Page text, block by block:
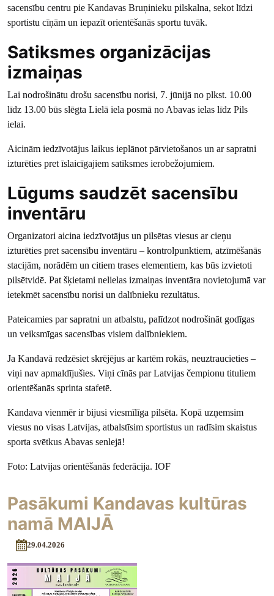
sacensību centru pie Kandavas Bruņinieku pilskalna, sekot līdzi
sportistu cīņām un iepazīt orientēšanās sportu tuvāk.
Satiksmes organizācijas
izmaiņas
Lai nodrošinātu drošu sacensību norisi, 7. jūnijā no plkst. 10.00
līdz 13.00 būs slēgta Lielā iela posmā no Abavas ielas līdz Pils
ielai.
Aicinām iedzīvotājus laikus ieplānot pārvietošanos un ar sapratni
izturēties pret īslaicīgajiem satiksmes ierobežojumiem.
Lūgums saudzēt sacensību
inventāru
Organizatori aicina iedzīvotājus un pilsētas viesus ar cieņu
izturēties pret sacensību inventāru – kontrolpunktiem, atzīmēšanās
stacijām, norādēm un citiem trases elementiem, kas būs izvietoti
pilsētvidē. Pat šķietami nelielas izmaiņas inventāra novietojumā var
ietekmēt sacensību norisi un dalībnieku rezultātus.
Pateicamies par sapratni un atbalstu, palīdzot nodrošināt godīgas
un veiksmīgas sacensības visiem dalībniekiem.
Ja Kandavā redzēsiet skrējējus ar kartēm rokās, neuztraucieties –
viņi nav apmaldījušies. Viņi cīnās par Latvijas čempionu tituliem
orientēšanās sprinta stafetē.
Kandava vienmēr ir bijusi viesmīlīga pilsēta. Kopā uzņemsim
viesus no visas Latvijas, atbalstīsim sportistus un radīsim skaistus
sporta svētkus Abavas senlejā!
Foto: Latvijas orientēšanās federācija. IOF
Pasākumi Kandavas kultūras
namā MAIJĀ
29.04.2026